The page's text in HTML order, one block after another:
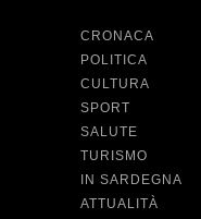
CRONACA
POLITICA
CULTURA
SPORT
SALUTE
TURISMO
IN SARDEGNA
ATTUALITÀ